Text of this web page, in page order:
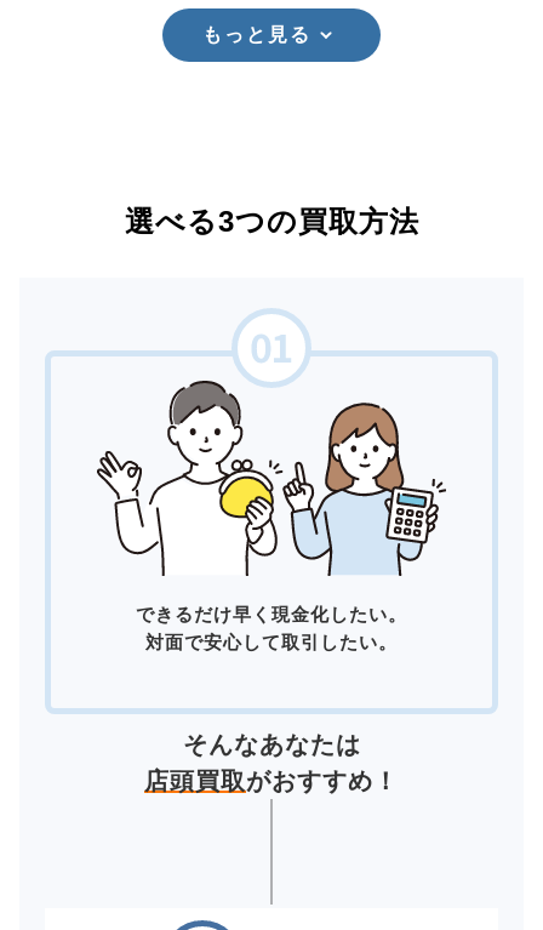
もっと見る
選べる3つの買取方法
できるだけ早く現金化したい。
対面で安心して取引したい。
そんなあなたは
店頭買取がおすすめ！